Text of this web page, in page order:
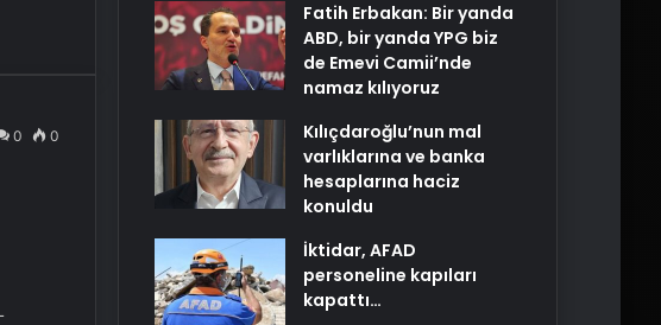
0 0
Fatih Erbakan: Bir yanda
ABD, bir yanda YPG biz
de Emevi Camii’nde
namaz kılıyoruz
Kılıçdaroğlu’nun mal
varlıklarına ve banka
hesaplarına haciz
konuldu
İktidar, AFAD
personeline kapıları
kapattı…